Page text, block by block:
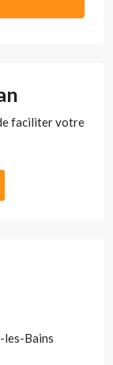
faciliter votre
les-Bains